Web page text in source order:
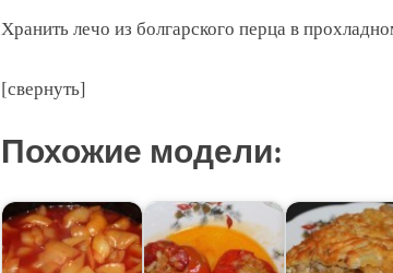
Хранить лечо из болгарского перца в
[свернуть]
Похожие модели: